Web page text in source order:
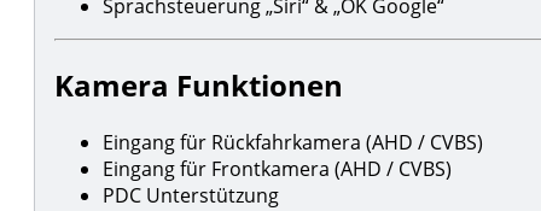
Sprachsteuerung „Siri“ & „OK Google“
Kamera Funktionen
Eingang für Rückfahrkamera (AHD / CVBS)
Eingang für Frontkamera (AHD / CVBS)
PDC Unterstützung